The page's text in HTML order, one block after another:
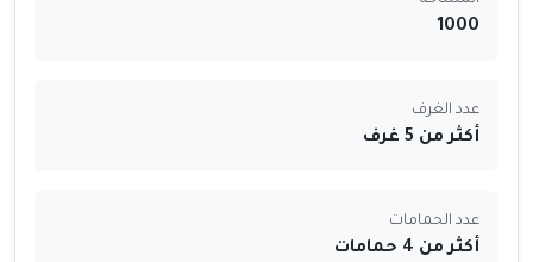
1000
عدد الغرف
أكثر من 5 غرف
عدد الحمامات
أكثر من 4 حمامات